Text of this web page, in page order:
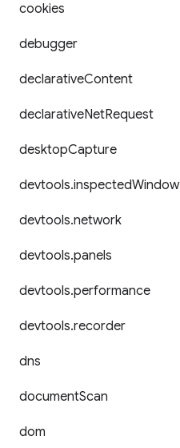
cookies
debugger
declarativeContent
declarativeNetRequest
desktopCapture
devtools.inspectedWindow
devtools.network
devtools.panels
devtools.performance
devtools.recorder
dns
documentScan
dom